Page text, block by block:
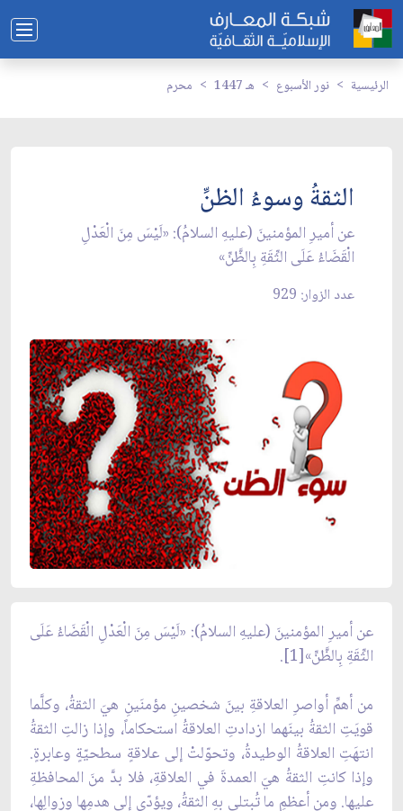
الرئيسية نور الأسبوع 1447 هـ محرم
الثقةُ وسوءُ الظنِّ
عن أميرِ المؤمنينَ (عليهِ السلامُ): «لَيْسَ مِنَ الْعَدْلِ
الْقَضَاءُ عَلَى الثِّقَةِ بِالظَّنِّ»
عدد الزوار: 929
عن أميرِ المؤمنينَ (عليهِ السلامُ): «لَيْسَ مِنَ الْعَدْلِ الْقَضَاءُ عَلَى
الثِّقَةِ بِالظَّنِّ»[1].
من أهمِّ أواصرِ العلاقةِ بينَ شخصينِ مؤمنَينِ هيَ الثقةُ، وكلَّما
قويَتِ الثقةُ بينَهما ازدادتِ العلاقةُ استحكاماً، وإذا زالتِ الثقةُ
انتهَتِ العلاقةُ الوطيدةُ، وتحوّلتْ إلى علاقةٍ سطحيّةٍ وعابرةٍ.
وإذا كانتِ الثقةُ هيَ العمدةَ في العلاقةِ، فلا بدَّ منَ المحافظةِ
عليها. ومن أعظمِ ما تُبتلى بهِ الثقةُ، ويؤدّي إلى هدمِها وزوالِها،